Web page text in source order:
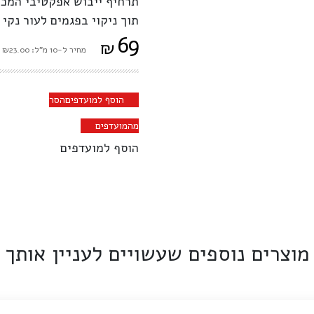
תוך ניקוי בפגמים לעור
₪69 מחיר ל-10 מ"ל: ₪23.00
הוסף למועדפיםהסר
מהמועדפים
הוסף למועדפים
מוצרים נוספים שעשויים לעניין אותך